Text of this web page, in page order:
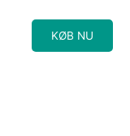
KØB NU